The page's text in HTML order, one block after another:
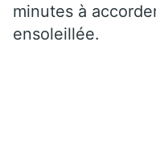
minutes à
ensoleillée.